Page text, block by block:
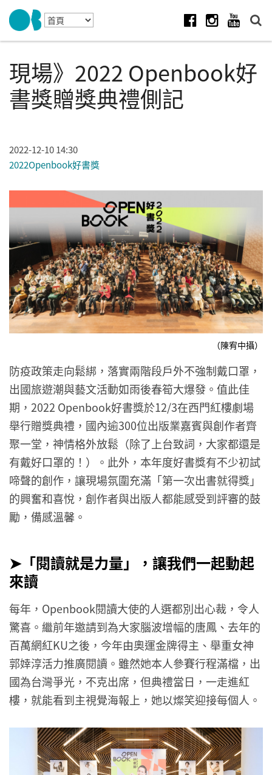
Skip to navigation
移至主內容
現場》2022 Openbook好
書獎贈獎典禮側記
2022-12-10 14:30
2022Openbook好書獎
（陳宥中攝）
防疫政策走向鬆綁，落實兩階段戶外不強制戴口罩，
出國旅遊潮與藝文活動如雨後春筍大爆發。值此佳
期，2022 Openbook好書獎於12/3在西門紅樓劇場
舉行贈獎典禮，國內逾300位出版業嘉賓與創作者齊
聚一堂，神情格外放鬆（除了上台致詞，大家都還是
有戴好口罩的！）。此外，本年度好書獎有不少初試
啼聲的創作，讓現場氛圍充滿「第一次出書就得獎」
的興奮和喜悅，創作者與出版人都能感受到評審的鼓
勵，備感溫馨。
➤「閱讀就是力量」，讓我們一起動起
來讀
每年，Openbook閱讀大使的人選都別出心裁，令人
驚喜。繼前年邀請到為大家腦波增幅的唐鳳、去年的
百萬網紅KU之後，今年由奧運金牌得主、舉重女神
郭婞淳活力推廣閱讀。雖然她本人參賽行程滿檔，出
國為台灣爭光，不克出席，但典禮當日，一走進紅
樓，就能看到主視覺海報上，她以燦笑迎接每個人。